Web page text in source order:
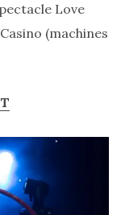
Love
(machines